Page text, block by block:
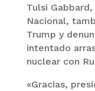
Tulsi
Nacional,
Trump y
intentado
nuclear con
«Gracias,